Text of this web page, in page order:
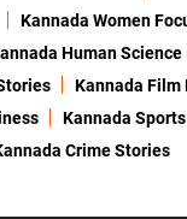
Kannada Women
Human Science
Kannada Film
Kannada Sports
Crime Stories